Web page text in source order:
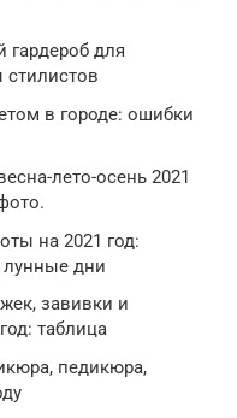
гардероб для
в городе: ошибки
лето-осень 2021
на 2021 год:
лунные дни
завивки и
таблица
педикюра,